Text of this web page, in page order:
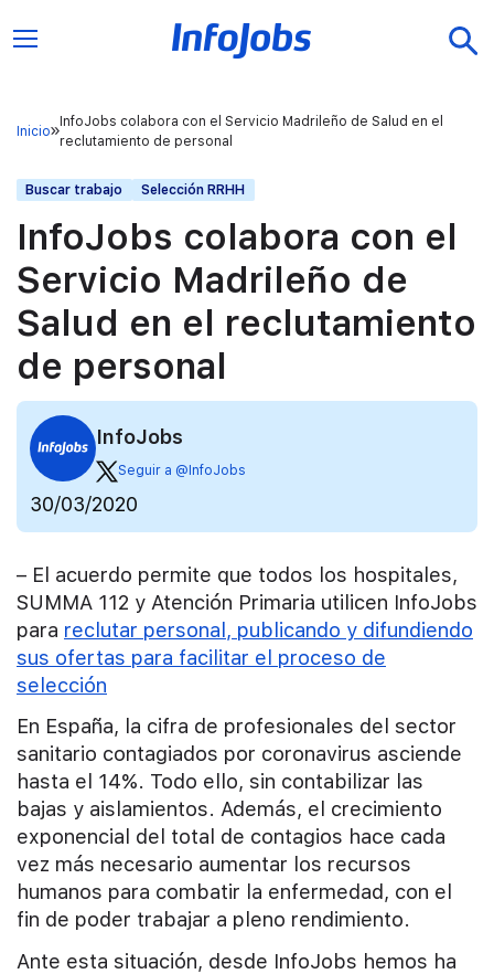
Inicio
InfoJobs colabora con el Servicio Madrileño de Salud en el
reclutamiento de personal
Buscar trabajo Selección RRHH
InfoJobs colabora con el
Servicio Madrileño de
Salud en el reclutamiento
de personal
InfoJobs
Seguir a @InfoJobs
30/03/2020
– El acuerdo permite que todos los hospitales,
SUMMA 112 y Atención Primaria utilicen InfoJobs
para reclutar personal, publicando y difundiendo
sus ofertas para facilitar el proceso de
selección
En España, la cifra de profesionales del sector
sanitario contagiados por coronavirus asciende
hasta el 14%. Todo ello, sin contabilizar las
bajas y aislamientos. Además, el crecimiento
exponencial del total de contagios hace cada
vez más necesario aumentar los recursos
humanos para combatir la enfermedad, con el
fin de poder trabajar a pleno rendimiento.
Ante esta situación, desde InfoJobs hemos ha